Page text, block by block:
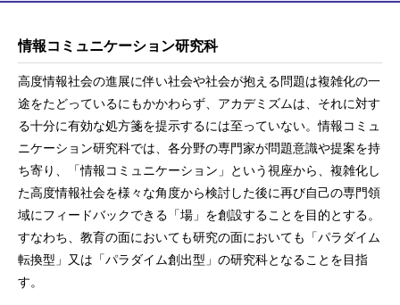
情報コミュニケーション研究科
高度情報社会の進展に伴い社会や社会が抱える問題は複雑化の一
途をたどっているにもかかわらず、アカデミズムは、それに対す
る十分に有効な処方箋を提示するには至っていない。情報コミュ
ニケーション研究科では、各分野の専門家が問題意識や提案を持
ち寄り、「情報コミュニケーション」という視座から、複雑化し
た高度情報社会を様々な角度から検討した後に再び自己の専門領
域にフィードバックできる「場」を創設することを目的とする。
すなわち、教育の面においても研究の面においても「パラダイム
転換型」又は「パラダイム創出型」の研究科となることを目指
す。